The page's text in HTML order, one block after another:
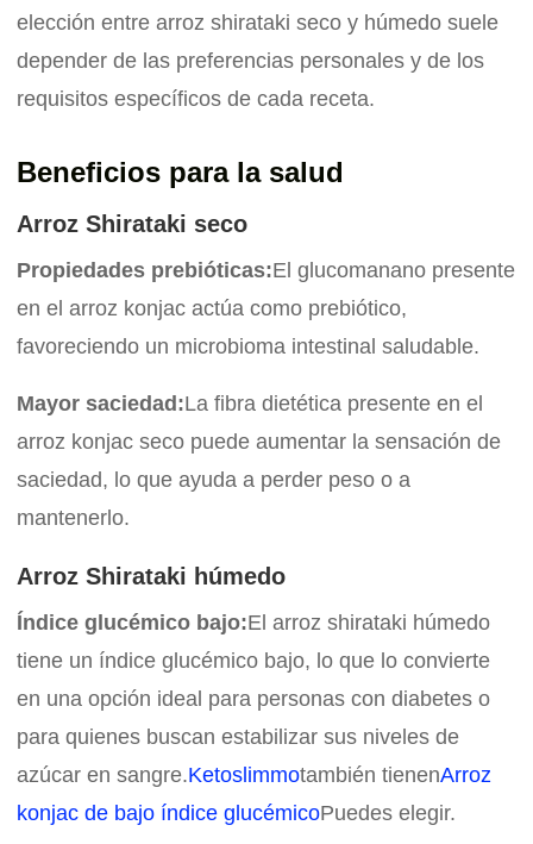
elección entre arroz shirataki seco y húmedo suele
depender de las preferencias personales y de los
requisitos específicos de cada receta.
Beneficios para la salud
Arroz Shirataki seco
Propiedades prebióticas:El glucomanano presente
en el arroz konjac actúa como prebiótico,
favoreciendo un microbioma intestinal saludable.
Mayor saciedad:La fibra dietética presente en el
arroz konjac seco puede aumentar la sensación de
saciedad, lo que ayuda a perder peso o a
mantenerlo.
Arroz Shirataki húmedo
Índice glucémico bajo:El arroz shirataki húmedo
tiene un índice glucémico bajo, lo que lo convierte
en una opción ideal para personas con diabetes o
para quienes buscan estabilizar sus niveles de
azúcar en sangre.Ketoslimmotambién tienenArroz
konjac de bajo índice glucémicoPuedes elegir.